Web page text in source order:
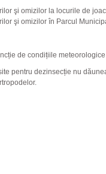
şi omizilor la locurile de
şi omizilor în Parcul
de condițiile
pentru dezinsecție nu